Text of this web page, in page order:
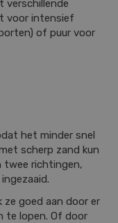
verschillende
voor intensief
of puur voor
het minder snel
scherp zand kun
twee richtingen,
goed aan door er
te lopen. Of door